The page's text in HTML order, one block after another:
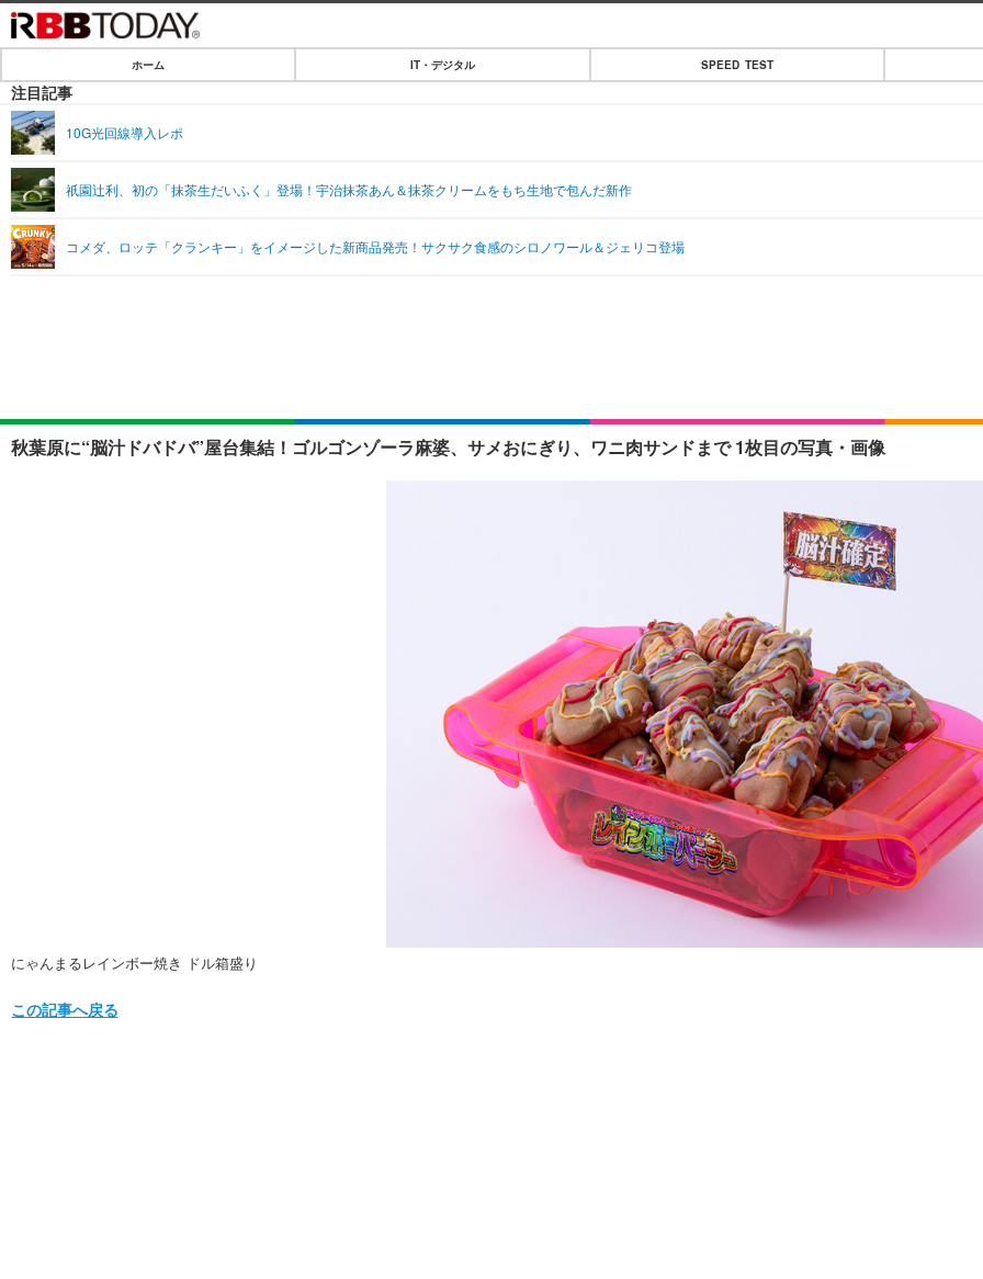
IT・デジタル
ショッピング
SPEED TEST
エンタメ
エンタメTOP
ショッピング
ライフ
ホーム IT・デジタル SPEED TEST
注目記事
10G光回線導入レポ
祇園辻利、初の「抹茶生だいふく」登場！宇治抹茶あん＆抹茶クリームをもち生地で包んだ新作
コメダ、ロッテ「クランキー」をイメージした新商品発売！サクサク食感のシロノワール＆ジェリコ登場
秋葉原に“脳汁ドバドバ”屋台集結！ゴルゴンゾーラ麻婆、サメおにぎり、ワニ肉サンドまで 1枚目の写真・画像
にゃんまるレインボー焼き ドル箱盛り
この記事へ戻る